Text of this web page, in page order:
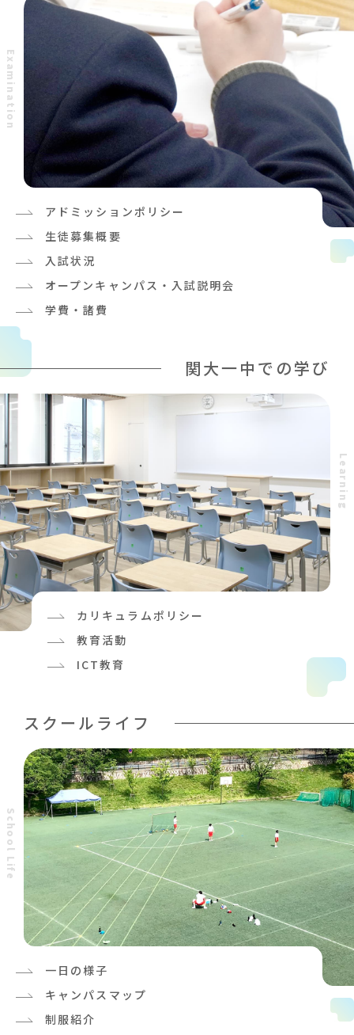
アドミッションポリシー
生徒募集概要
入試状況
オープンキャンパス・入試説明会
学費・諸費
E
x
a
m
i
n
a
t
i
o
n
関大一中での学び
カリキュラムポリシー
教育活動
ICT教育
L
e
a
r
n
i
n
g
スクールライフ
一日の様子
キャンパスマップ
制服紹介
S
c
h
o
o
l
L
i
f
e